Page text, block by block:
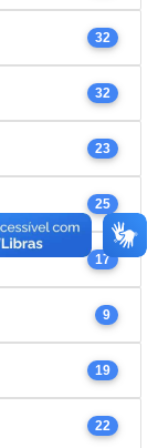
32
32
23
25
17
9
19
22